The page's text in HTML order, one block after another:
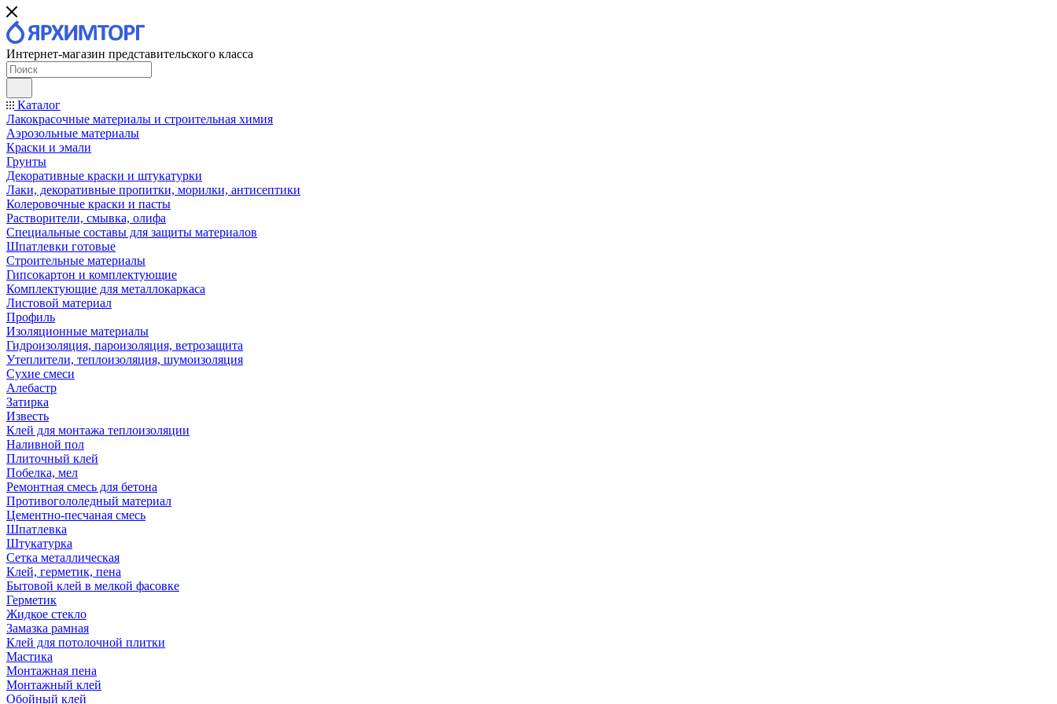
Интернет-магазин представительского класса
Каталог
Лакокрасочные материалы и строительная химия
Аэрозольные материалы
Краски и эмали
Грунты
Декоративные краски и штукатурки
Лаки, декоративные пропитки, морилки, антисептики
Колеровочные краски и пасты
Растворители, смывка, олифа
Специальные составы для защиты материалов
Шпатлевки готовые
Строительные материалы
Гипсокартон и комплектующие
Комплектующие для металлокаркаса
Листовой материал
Профиль
Изоляционные материалы
Гидроизоляция, пароизоляция, ветрозащита
Утеплители, теплоизоляция, шумоизоляция
Сухие смеси
Алебастр
Затирка
Известь
Клей для монтажа теплоизоляции
Наливной пол
Плиточный клей
Побелка, мел
Ремонтная смесь для бетона
Противогололедный материал
Цементно-песчаная смесь
Шпатлевка
Штукатурка
Сетка металлическая
Клей, герметик, пена
Бытовой клей в мелкой фасовке
Герметик
Жидкое стекло
Замазка рамная
Клей для потолочной плитки
Мастика
Монтажная пена
Монтажный клей
Обойный клей